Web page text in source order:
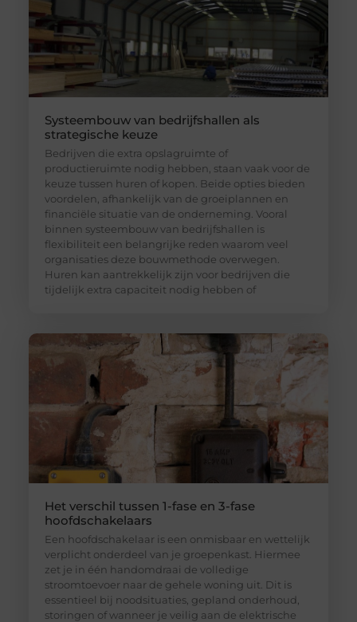
Systeembouw van bedrijfshallen als
strategische keuze
Bedrijven die extra opslagruimte of
productieruimte nodig hebben, staan vaak voor de
keuze tussen huren of kopen. Beide opties bieden
voordelen, afhankelijk van de groeiplannen en
financiële situatie van de onderneming. Vooral
binnen systeembouw van bedrijfshallen is
flexibiliteit een belangrijke reden waarom veel
organisaties deze bouwmethode overwegen.
Huren kan aantrekkelijk zijn voor bedrijven die
tijdelijk extra capaciteit nodig hebben of
Het verschil tussen 1-fase en 3-fase
hoofdschakelaars
Een hoofdschakelaar is een onmisbaar en wettelijk
verplicht onderdeel van je groepenkast. Hiermee
zet je in één handomdraai de volledige
stroomtoevoer naar de gehele woning uit. Dit is
essentieel bij noodsituaties, gepland onderhoud,
storingen of wanneer je veilig aan de elektrische